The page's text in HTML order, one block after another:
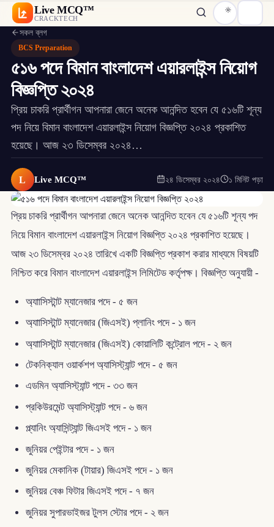
Live MCQ™
CRACKTECH
সকল ব্লগ
BCS Preparation
৫১৬ পদে বিমান বাংলাদেশ এয়ারলাইন্স নিয়োগ
বিজ্ঞপ্তি ২০২৪
প্রিয় চাকরি প্রার্থীগন আপনারা জেনে অনেক আনন্দিত হবেন যে ৫১৬টি শূন্য
পদ নিয়ে বিমান বাংলাদেশ এয়ারলাইন্স নিয়োগ বিজ্ঞপ্তি ২০২৪ প্রকাশিত
হয়েছে। আজ ২৩ ডিসেম্বর ২০২৪…
L Live MCQ™ ২৪ ডিসেম্বর ২০২৪ ১ মিনিট পড়া
প্রিয় চাকরি প্রার্থীগন আপনারা জেনে অনেক আনন্দিত হবেন যে ৫১৬টি শূন্য পদ
নিয়ে বিমান বাংলাদেশ এয়ারলাইন্স নিয়োগ বিজ্ঞপ্তি ২০২৪ প্রকাশিত হয়েছে।
আজ ২৩ ডিসেম্বর ২০২৪ তারিখে একটি বিজ্ঞপ্তি প্রকাশ করার মাধ্যমে বিষয়টি
নিশ্চিত করে বিমান বাংলাদেশ এয়ারলাইন্স লিমিটেড কর্তৃপক্ষ। বিজ্ঞপ্তি অনুযায়ী -
অ্যাাসিস্টান্ট ম্যানেজার পদে - ৫ জন
অ্যাাসিস্টান্ট ম্যানেজার (জিএসই) প্লানিং পদে - ১ জন
অ্যাাসিস্টান্ট ম্যানেজার (জিএসই) কোয়ালিটি কন্ট্রোল পদে - ২ জন
টেকনিক্যাল ওয়ার্কশপ অ্যাসিস্ট্যান্ট পদে - ৫ জন
এডমিন অ্যাসিস্ট্যান্ট পদে - ৩৩ জন
প্রকিউরমেন্ট অ্যাসিস্ট্যান্ট পদে - ৬ জন
প্ল্যানিং অ্যাসিন্ট্যান্ট জিএসই পদে - ১ জন
জুনিয়র পেইন্টার পদে - ১ জন
জুনিয়র মেকানিক (টায়ার) জিএসই পদে - ১ জন
জুনিয়র বেঞ্চ ফিটার জিএসই পদে - ৭ জন
জুনিয়র সুপারভাইজর টুলস স্টোর পদে - ২ জন